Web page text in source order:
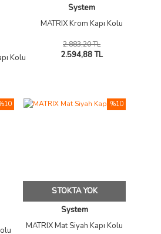
Kolu
System
MATRIX Krom Kapı Kolu
2.883,20 TL
2.594,88 TL
STOKTA YOK
System
MATRIX Mat Siyah Kapı Kolu
%10